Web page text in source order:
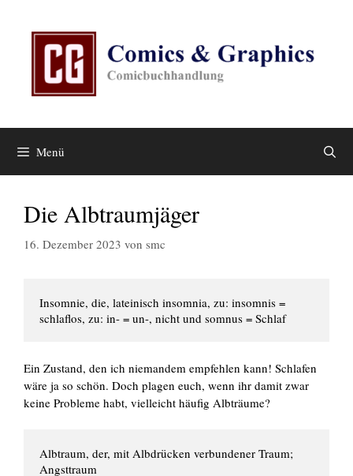
Menü
Die Albtraumjäger
16. Dezember 2023 von smc
Insomnie, die, lateinisch insomnia, zu: insomnis =
schlaflos, zu: in- = un-, nicht und somnus = Schlaf
Ein Zustand, den ich niemandem empfehlen kann! Schlafen
wäre ja so schön. Doch plagen euch, wenn ihr damit zwar
keine Probleme habt, vielleicht häufig Albträume?
Albtraum, der, mit Albdrücken verbundener Traum;
Angsttraum